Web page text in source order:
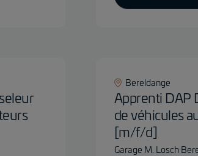
Bereldange
Apprenti DAP
de véhicules
[m/f/d]
Garage M. Losch